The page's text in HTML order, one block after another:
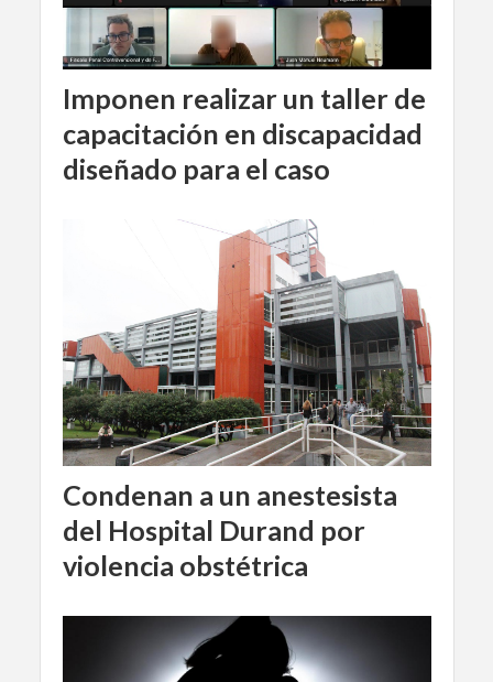
Imponen realizar un taller de
capacitación en discapacidad
diseñado para el caso
Condenan a un anestesista
del Hospital Durand por
violencia obstétrica